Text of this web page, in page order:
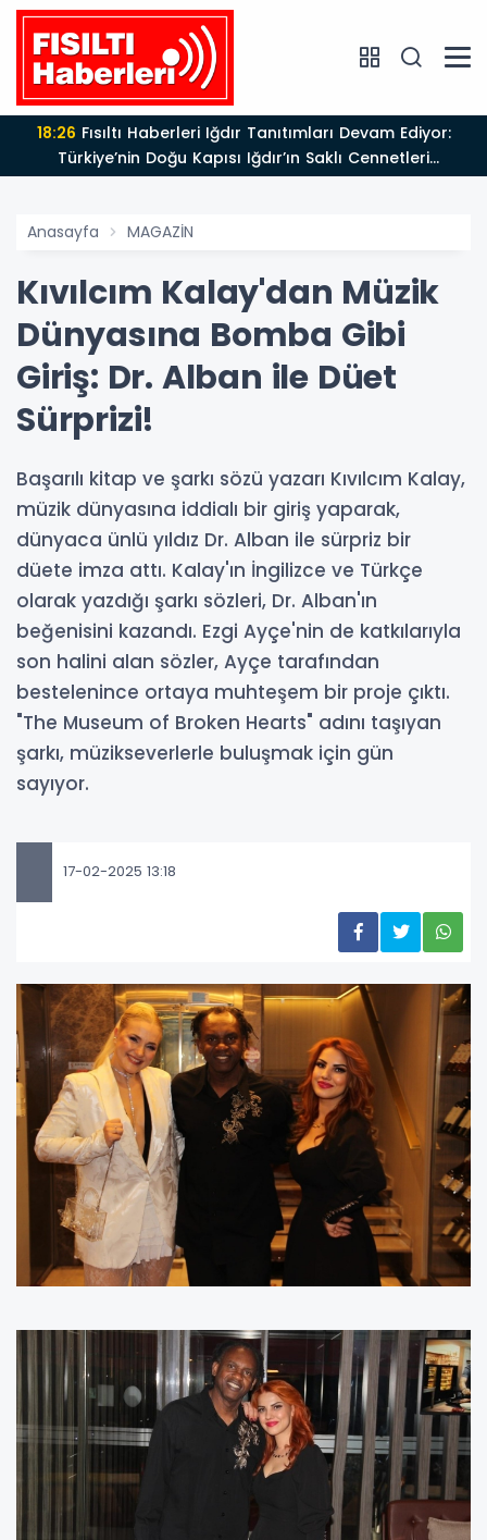
18:26
Türkiye’nin Doğu Kapısı Iğdır’ın Saklı Cennetleri
Keşfedilmeyi Bekliyor
Anasayfa MAGAZİN
Kıvılcım Kalay'dan Müzik
Dünyasına Bomba Gibi
Giriş: Dr. Alban ile Düet
Sürprizi!
Başarılı kitap ve şarkı sözü yazarı Kıvılcım Kalay,
müzik dünyasına iddialı bir giriş yaparak,
dünyaca ünlü yıldız Dr. Alban ile sürpriz bir
düete imza attı. Kalay'ın İngilizce ve Türkçe
olarak yazdığı şarkı sözleri, Dr. Alban'ın
beğenisini kazandı. Ezgi Ayçe'nin de katkılarıyla
son halini alan sözler, Ayçe tarafından
bestelenince ortaya muhteşem bir proje çıktı.
"The Museum of Broken Hearts" adını taşıyan
şarkı, müzikseverlerle buluşmak için gün
sayıyor.
17-02-2025 13:18